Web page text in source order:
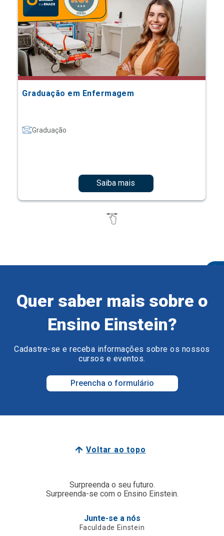
Graduação em Enfermagem
Graduação
Saiba mais
Quer saber mais sobre o
Ensino Einstein?
Cadastre-se e receba informações sobre os nossos
cursos e eventos.
Preencha o formulário
Voltar ao topo
Surpreenda o seu futuro.
Surpreenda-se com o Ensino Einstein.
Junte-se a nós
Faculdade Einstein